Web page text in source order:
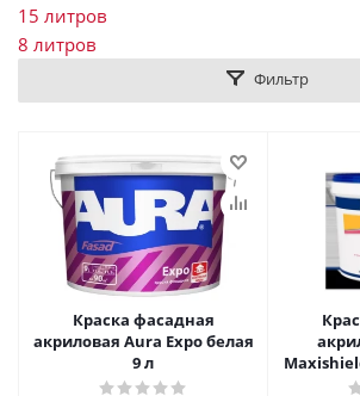
15 литров
8 литров
Фильтр
Краска фасадная
акриловая Aura Expo белая
9 л